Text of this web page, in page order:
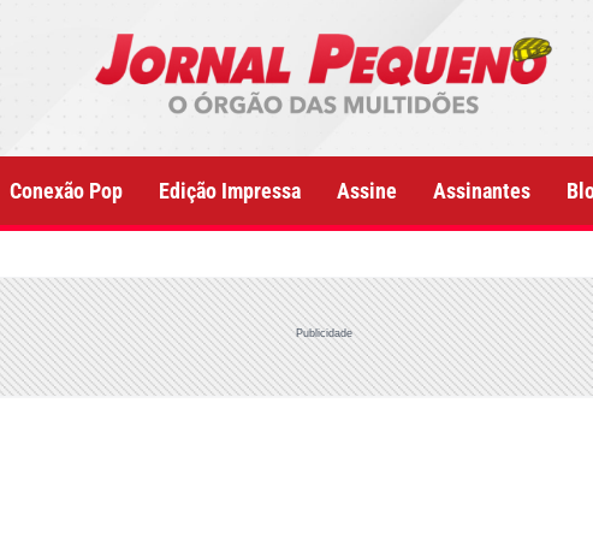
Conexão Pop Edição Impressa Assine Assinantes
Publicidade